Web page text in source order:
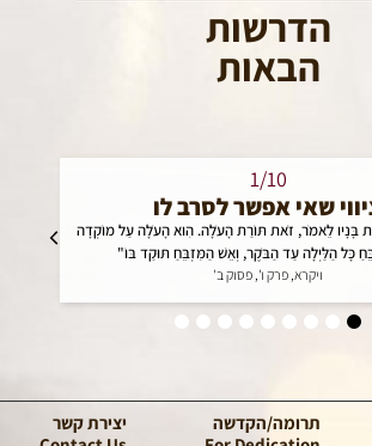
הדרשות
הבאות
1/10
שאי אפשר לסרב לו
בָּנָיו לֵאמֹר, זֹאת תּוֹרַת הָעֹלָה. הִוא הָעֹלָה עַל מוֹקְדָה
כָּל הַלַּיְלָה עַד הַבֹּקֶר, וְאֵשׁ הַמִּזְבֵּחַ תּוּקַד בּוֹ"
ויקרא, פרק ו', פסוק ב'
תרומה/הקדשה
יצירת קשר